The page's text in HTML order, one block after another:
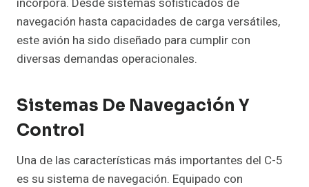
navegación hasta capacidades de carga versátiles,
este avión ha sido diseñado para cumplir con
diversas demandas operacionales.
Sistemas De Navegación Y
Control
Una de las características más importantes del C-5
es su sistema de navegación. Equipado con